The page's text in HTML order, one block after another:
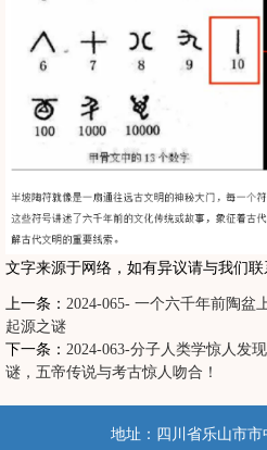
文字来源于网络，如有异议请与我们联
上一条： 2024-065- 一个六千年前陶盆
起源之谜
下一条： 2024-063-分子人类学惊人发
谜，五帝传说与考古惊人吻合！
地址：四川省乐山市市